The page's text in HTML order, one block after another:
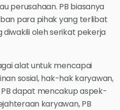
perusahaan. PB biasanya
para pihak yang terlibat
oleh serikat pekerja
alat untuk mencapai
sosial, hak-hak karyawan,
dapat mencakup aspek-
karyawan, PB